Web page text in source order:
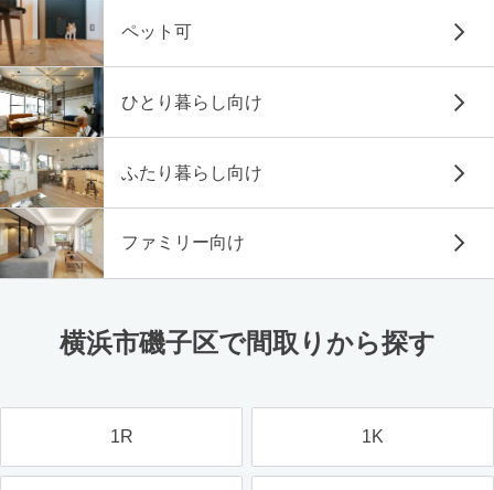
ペット可
ひとり暮らし向け
ふたり暮らし向け
ファミリー向け
横浜市磯子区で間取りから探す
1R 1K